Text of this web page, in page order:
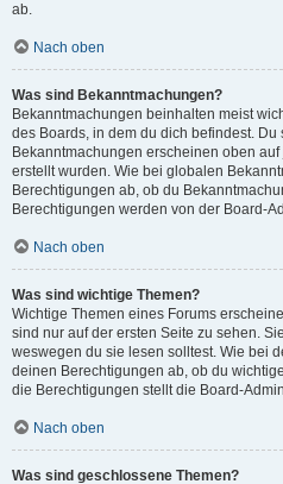
ab.
Nach oben
Was sind Bekanntmachungen?
Bekanntmachungen beinhalten meist
des Boards, in dem du dich befindest. Du
Bekanntmachungen erscheinen oben
erstellt wurden. Wie bei globalen
Berechtigungen ab, ob du
Berechtigungen werden von der Board-
Nach oben
Was sind wichtige Themen?
Wichtige Themen eines Forums
sind nur auf der ersten Seite zu sehen.
weswegen du sie lesen solltest. Wie bei
deinen Berechtigungen ab, ob du
die Berechtigungen stellt die Board-
Nach oben
Was sind geschlossene Themen?